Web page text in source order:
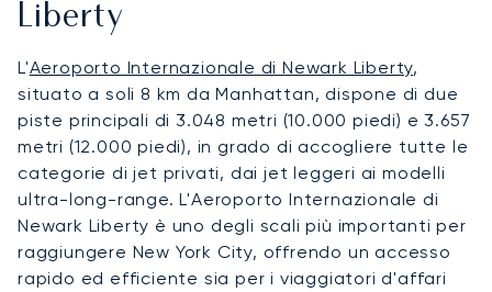
Liberty
L'Aeroporto Internazionale di Newark Liberty,
situato a soli 8 km da Manhattan, dispone di due
piste principali di 3.048 metri (10.000 piedi) e 3.657
metri (12.000 piedi), in grado di accogliere tutte le
categorie di jet privati, dai jet leggeri ai modelli
ultra-long-range. L'Aeroporto Internazionale di
Newark Liberty è uno degli scali più importanti per
raggiungere New York City, offrendo un accesso
rapido ed efficiente sia per i viaggiatori d'affari